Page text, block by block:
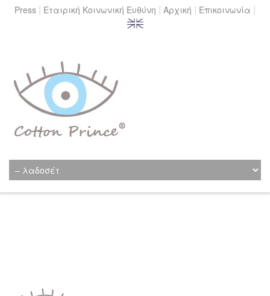
Press | Εταιρική Κοινωνική Ευθύνη | Αρχική | Επικοινωνία |